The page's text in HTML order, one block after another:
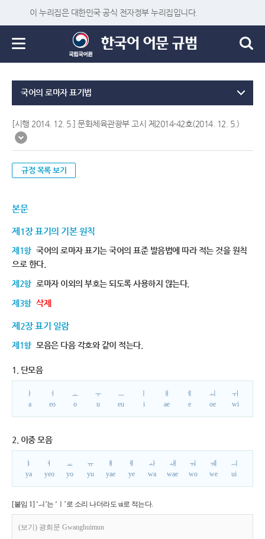
이 누리집은 대한민국 공식 전자정부 누리집입니다.
국어의 로마자 표기법
[시행 2014. 12. 5.] 문화체육관광부 고시 제2014-42호(2014. 12. 5.)
규정 목록 보기
본문
제1장 표기의 기본 원칙
제1항 국어의 로마자 표기는 국어의 표준 발음법에 따라 적는 것을 원칙
으로 한다.
제2항 로마자 이외의 부호는 되도록 사용하지 않는다.
제3항 삭제
제2장 표기 일람
제1항 모음은 다음 각호와 같이 적는다.
1. 단모음
ㅏ
a
ㅓ
eo
ㅗ
o
ㅜ
u
ㅡ
eu
i
ㅐ
ae
ㅔ
e
ㅚ
oe
ㅟ
wi
2. 이중 모음
ㅑ
ya
ㅕ
yeo
ㅛ
yo
ㅠ
yu
ㅒ
yae
ㅖ
ye
ㅘ
wa
ㅙ
wae
ㅝ
wo
ㅞ
we
ㅢ
ui
[붙임 1] ‘ㅢ’는 ‘ㅣ’로 소리 나더라도 ui로 적는다.
(보기) 광희문 Gwanghuimun